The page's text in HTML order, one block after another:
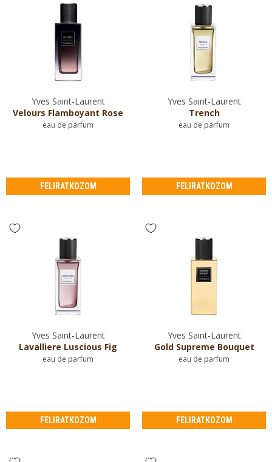
Yves Saint-Laurent
Velours Flamboyant Rose
eau de parfum
FELIRATKOZOM
Yves Saint-Laurent
Trench
eau de parfum
FELIRATKOZOM
Yves Saint-Laurent
Lavalliere Luscious Fig
eau de parfum
FELIRATKOZOM
Yves Saint-Laurent
Gold Supreme Bouquet
eau de parfum
FELIRATKOZOM